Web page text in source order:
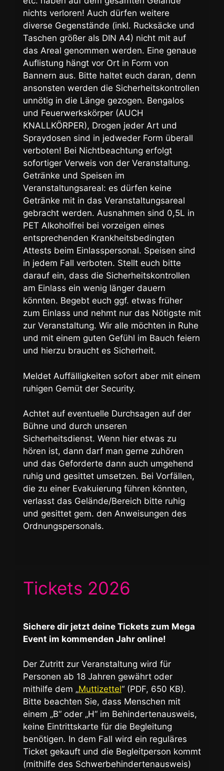
nichts verloren! Auch dürfen weitere
diverse Gegenstände (inkl. Rucksäcke und
Taschen größer als DIN A4) nicht mit auf
das Areal genommen werden. Eine genaue
Auflistung hängt vor Ort in Form von
Bannern aus. Bitte haltet euch daran, denn
ansonsten werden die Sicherheitskontrollen
unnötig in die Länge gezogen. Bengalos
und Feuerwerkskörper (AUCH
KNALLKÖRPER), Drogen jeder Art und
Spraydosen sind in jedweder Form überall
verboten! Bei Nichtbeachtung erfolgt
sofortiger Verweis von der Veranstaltung.
Getränke und Speisen im
Veranstaltungsareal: es dürfen keine
Getränke mit in das Veranstaltungsareal
gebracht werden. Ausnahmen sind 0,5L in
PET Alkoholfrei bei vorzeigen eines
entsprechenden Krankheitsbedingten
Attests beim Einlasspersonal. Speisen sind
in jedem Fall verboten. Stellt euch bitte
darauf ein, dass die Sicherheitskontrollen
am Einlass ein wenig länger dauern
könnten. Begebt euch ggf. etwas früher
zum Einlass und nehmt nur das Nötigste mit
zur Veranstaltung. Wir alle möchten in Ruhe
und mit einem guten Gefühl im Bauch feiern
und hierzu braucht es Sicherheit.
Meldet Auffälligkeiten sofort aber mit einem
ruhigen Gemüt der Security.
Achtet auf eventuelle Durchsagen auf der
Bühne und durch unseren
Sicherheitsdienst. Wenn hier etwas zu
hören ist, dann darf man gerne zuhören
und das Geforderte dann auch umgehend
ruhig und gesittet umsetzen. Bei Vorfällen,
die zu einer Evakuierung führen könnten,
verlasst das Gelände/Bereich bitte ruhig
und gesittet gem. den Anweisungen des
Ordnungspersonals.
Tickets 2026
Sichere dir jetzt deine Tickets zum Mega
Event im kommenden Jahr online!
Der Zutritt zur Veranstaltung wird für
Personen ab 18 Jahren gewährt oder
mithilfe dem „Muttizettel“ (PDF, 650 KB).
Bitte beachten Sie, dass Menschen mit
einem „B“ oder „H“ im Behindertenausweis,
keine Eintrittskarte für die Begleitung
benötigen. In dem Fall wird ein reguläres
Ticket gekauft und die Begleitperson kommt
(mithilfe des Schwerbehindertenausweis)